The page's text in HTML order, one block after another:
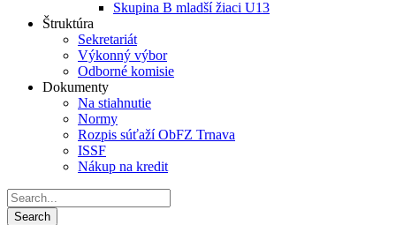
Skupina B mladší žiaci U13
Štruktúra
Sekretariát
Výkonný výbor
Odborné komisie
Dokumenty
Na stiahnutie
Normy
Rozpis súťaží ObFZ Trnava
ISSF
Nákup na kredit